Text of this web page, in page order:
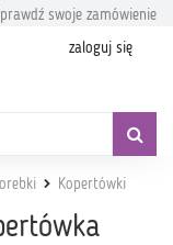
swoje zamówienie
zaloguj się
Kopertówki